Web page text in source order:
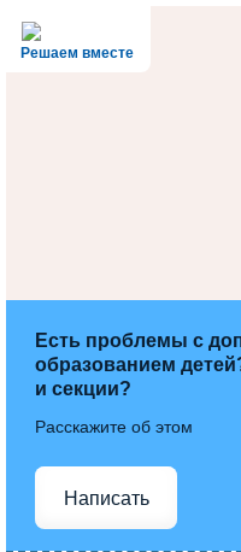
Решаем вместе
Есть проблемы с
образованием
и секции?
Расскажите об этом
Написать